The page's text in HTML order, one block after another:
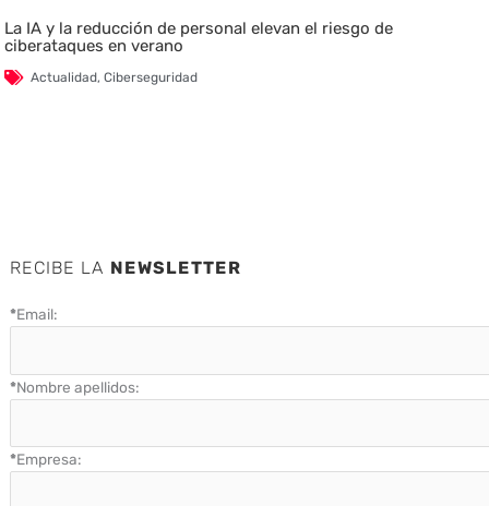
La IA y la reducción de personal elevan el riesgo de
ciberataques en verano
Actualidad,Ciberseguridad
RECIBE LA NEWSLETTER
*Email:
*Nombre apellidos:
*Empresa: